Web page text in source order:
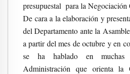
presupuestal para la Negociación
De cara a la elaboración y
del Departamento ante la
a partir del mes de octubre y en
se ha hablado en muchas
Administración que orienta la